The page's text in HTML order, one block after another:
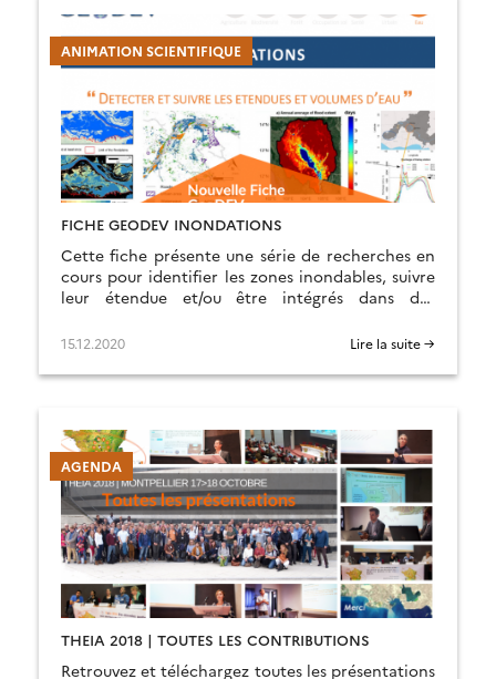
ANIMATION SCIENTIFIQUE
FICHE GEODEV INONDATIONS
Cette fiche présente une série de recherches en
cours pour identifier les zones inondables, suivre
leur étendue et/ou être intégrés dans des
15.12.2020 Lire la suite →
AGENDA
THEIA 2018 | TOUTES LES CONTRIBUTIONS
Retrouvez et téléchargez toutes les présentations